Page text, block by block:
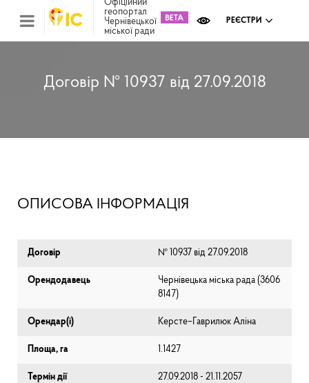
Офіційний
геопортал
Чернівецької
міської ради
РЕЄСТРИ
Договір № 10937 від 27.09.2018
ОПИСОВА ІНФОРМАЦІЯ
Договір № 10937 від 27.09.2018
Орендодавець
Чернівецька міська рада (⁨3606
8147⁩)
Орендар(і) Керсте–Гаврилюк Аліна
Площа, га 1.1427
Термін дії 27.09.2018 - 21.11.2057